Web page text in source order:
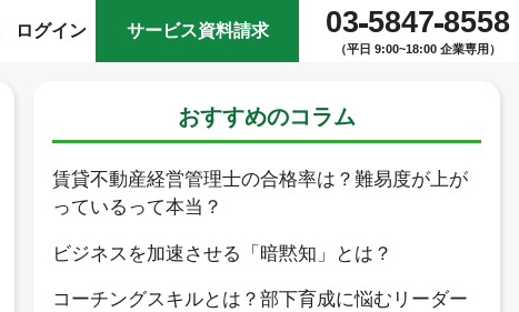
03 5847 8558
（平日 9:00~18:00 企業専用）
ログイン サービス資料請求
おすすめのコラム
賃貸不動産経営管理士の合格率は？難易度が上が
っているって本当？
ビジネスを加速させる「暗黙知」とは？
コーチングスキルとは？部下育成に悩むリーダー